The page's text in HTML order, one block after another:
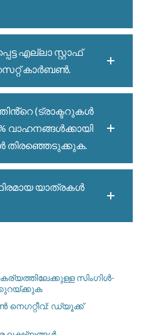
എല്ലാ സ്റ്റാഫ്
കാർബൺ.
(ട്രാക്ടറുകൾ
വാഹനങ്ങൾക്കായി
തിരഞ്ഞെടുക്കുക.
യാത്രകൾ
സിംഗിൾ-
നെഗറ്റീവ്: ഡ്യൂക്ക്